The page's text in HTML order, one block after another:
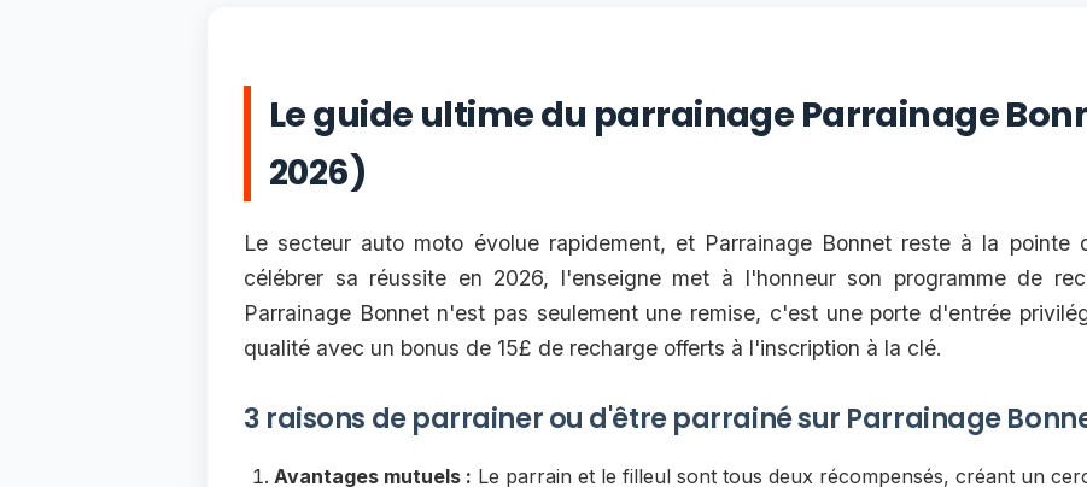
Le guide ultime du parrainage Parrainage
2026)
Le secteur auto moto évolue rapidement, et Parrainage Bonnet reste à la pointe
célébrer sa réussite en 2026, l'enseigne met à l'honneur son programme de
Parrainage Bonnet n'est pas seulement une remise, c'est une porte d'entrée
qualité avec un bonus de 15£ de recharge offerts à l'inscription à la clé.
3 raisons de parrainer ou d'être parrainé sur Parrainage
Avantages mutuels : Le parrain et le filleul sont tous deux récompensés, créant un